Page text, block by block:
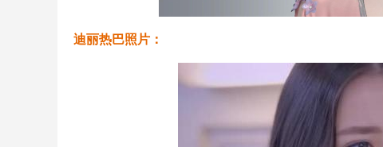
迪丽热巴照片：